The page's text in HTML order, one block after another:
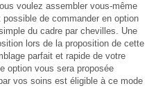
voulez assembler vous-même
de commander en option
du cadre par chevilles. Une
lors de la proposition de cette
parfait et rapide de votre
option vous sera proposée
vos soins est éligible à ce mode